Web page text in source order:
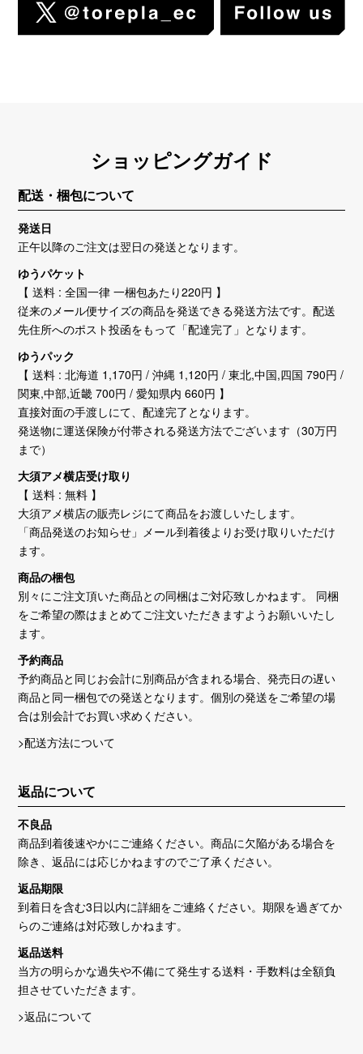
ショッピングガイド
配送・梱包について
発送日
正午以降のご注文は翌日の発送となります。
ゆうパケット
【 送料 : 全国一律 一梱包あたり220円 】
従来のメール便サイズの商品を発送できる発送方法です。配送
先住所へのポスト投函をもって「配達完了」となります。
ゆうパック
【 送料 : 北海道 1,170円 / 沖縄 1,120円 / 東北,中国,四国 790円 /
関東,中部,近畿 700円 / 愛知県内 660円 】
直接対面の手渡しにて、配達完了となります。
発送物に運送保険が付帯される発送方法でございます（30万円
まで）
大須アメ横店受け取り
【 送料 : 無料 】
大須アメ横店の販売レジにて商品をお渡しいたします。
「商品発送のお知らせ」メール到着後よりお受け取りいただけ
ます。
商品の梱包
別々にご注文頂いた商品との同梱はご対応致しかねます。 同梱
をご希望の際はまとめてご注文いただきますようお願いいたし
ます。
予約商品
予約商品と同じお会計に別商品が含まれる場合、発売日の遅い
商品と同一梱包での発送となります。個別の発送をご希望の場
合は別会計でお買い求めください。
>配送方法について
返品について
不良品
商品到着後速やかにご連絡ください。商品に欠陥がある場合を
除き、返品には応じかねますのでご了承ください。
返品期限
到着日を含む3日以内に詳細をご連絡ください。期限を過ぎてか
らのご連絡は対応致しかねます。
返品送料
当方の明らかな過失や不備にて発生する送料・手数料は全額負
担させていただきます。
>返品について